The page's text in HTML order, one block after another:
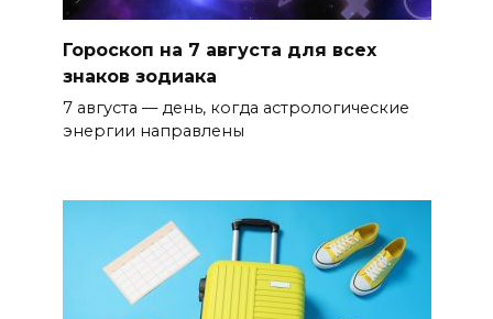
Гороскоп на 7 августа для всех
знаков зодиака
7 августа — день, когда астрологические
энергии направлены